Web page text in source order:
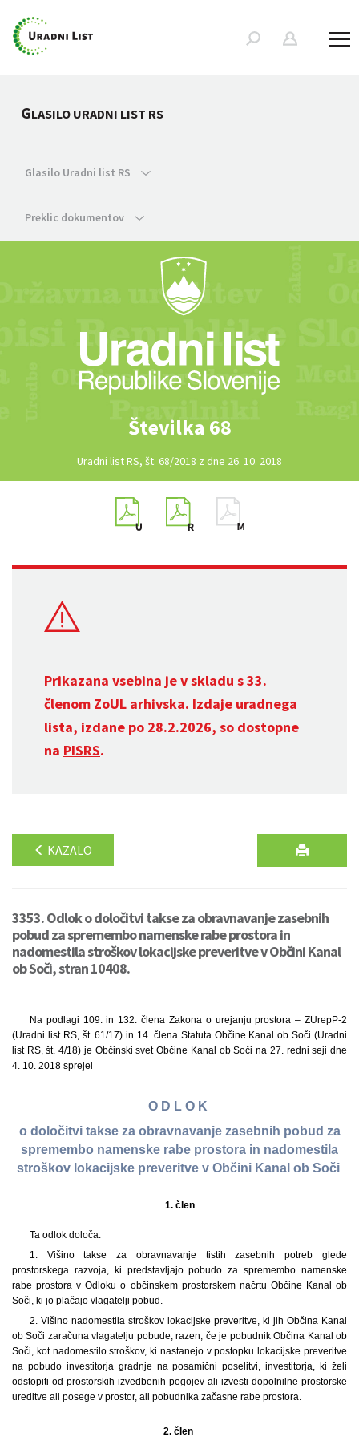
GLASILO URADNI LIST RS
Glasilo Uradni list RS
Preklic dokumentov
Številka 68
Uradni list RS, št. 68/2018 z dne 26. 10. 2018
Prikazana vsebina je v skladu s 33.
členom ZoUL arhivska. Izdaje uradnega
lista, izdane po 28.2.2026, so dostopne
na PISRS.
KAZALO
3353. Odlok o določitvi takse za obravnavanje zasebnih
pobud za spremembo namenske rabe prostora in
nadomestila stroškov lokacijske preveritve v Občini Kanal
ob Soči, stran 10408.
Na podlagi 109. in 132. člena Zakona o urejanju prostora – ZUrepP-2
(Uradni list RS, št. 61/17) in 14. člena Statuta Občine Kanal ob Soči (Uradni
list RS, št. 4/18) je Občinski svet Občine Kanal ob Soči na 27. redni seji dne
4. 10. 2018 sprejel
O D L O K
o določitvi takse za obravnavanje zasebnih pobud za
spremembo namenske rabe prostora in nadomestila
stroškov lokacijske preveritve v Občini Kanal ob Soči
1. člen
Ta odlok določa:
1. Višino takse za obravnavanje tistih zasebnih potreb glede
prostorskega razvoja, ki predstavljajo pobudo za spremembo namenske
rabe prostora v Odloku o občinskem prostorskem načrtu Občine Kanal ob
Soči, ki jo plačajo vlagatelji pobud.
2. Višino nadomestila stroškov lokacijske preveritve, ki jih Občina Kanal
ob Soči zaračuna vlagatelju pobude, razen, če je pobudnik Občina Kanal ob
Soči, kot nadomestilo stroškov, ki nastanejo v postopku lokacijske preveritve
na pobudo investitorja gradnje na posamični poselitvi, investitorja, ki želi
odstopiti od prostorskih izvedbenih pogojev ali izvesti dopolnilne prostorske
ureditve ali posege v prostor, ali pobudnika začasne rabe prostora.
2. člen